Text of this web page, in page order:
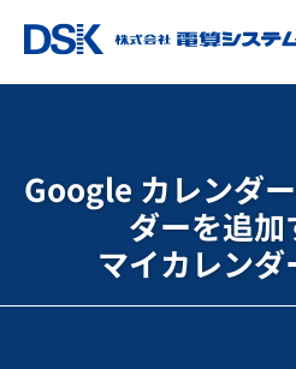
Google カレンダ
ダーを追加
マイカレン